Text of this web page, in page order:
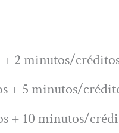
2 minutos/
+ 5 minutos/
+ 10 minutos/